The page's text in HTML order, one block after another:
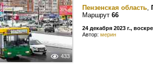
433
Пензенская область,
Маршрут 66
24 декабря 2023 г.,
Автор: мерин